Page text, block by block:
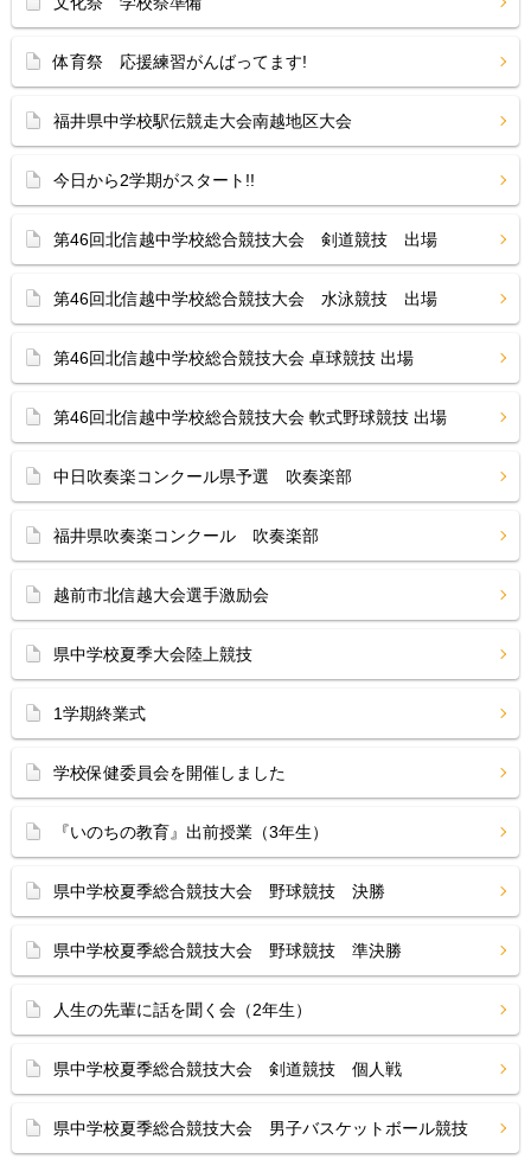
体育祭 応援練習がんばってます!
福井県中学校駅伝競走大会南越地区大会
今日から2学期がスタート!!
第46回北信越中学校総合競技大会 剣道競技 出場
第46回北信越中学校総合競技大会 水泳競技 出場
第46回北信越中学校総合競技大会 卓球競技 出場
第46回北信越中学校総合競技大会 軟式野球競技 出場
中日吹奏楽コンクール県予選 吹奏楽部
福井県吹奏楽コンクール 吹奏楽部
越前市北信越大会選手激励会
県中学校夏季大会陸上競技
1学期終業式
学校保健委員会を開催しました
『いのちの教育』出前授業（3年生）
県中学校夏季総合競技大会 野球競技 決勝
県中学校夏季総合競技大会 野球競技 準決勝
人生の先輩に話を聞く会（2年生）
県中学校夏季総合競技大会 剣道競技 個人戦
県中学校夏季総合競技大会 男子バスケットボール競技